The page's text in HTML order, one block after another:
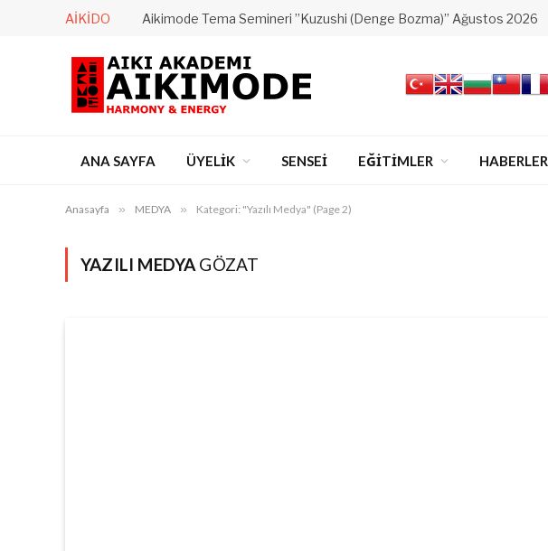
AIKIDO Aikimode Tema Semineri ”Kuzushi (Denge Bozma)” Ağustos 2026
ANA SAYFA ÜYELİK SENSEİ EĞİTİMLER HABERLER
Anasayfa » MEDYA » Kategori: "Yazılı Medya" (Page 2)
YAZILI MEDYA GÖZAT